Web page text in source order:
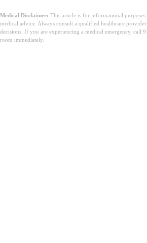
Medical Disclaimer: This article is for informational
medical advice. Always consult a qualified healthcare
decisions. If you are experiencing a medical emergency, call
room immediately.